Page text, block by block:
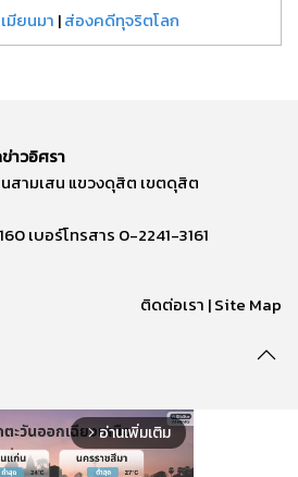
มียนมา |ส่องคดีทุจริตโลก
าวอิศรา
นสามเสน แขวงดุสิต เขตดุสิต
เบอร์โทรสาร 0-2241-3161
ติดต่อเรา | Site Map
arrow_forward_ios อ่านเพิ่มเติม